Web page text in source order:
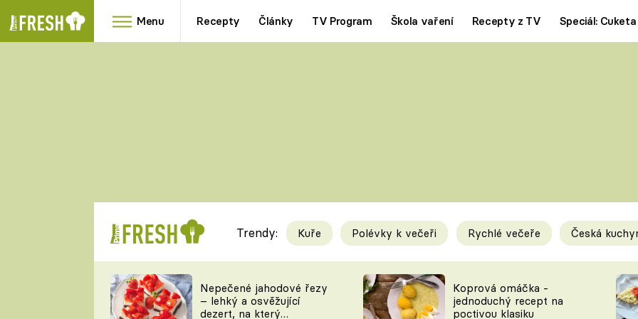
Menu Recepty Články TV Program Škola vaření Recepty z TV Speciál: Cuketa
RYCHLOVKY
Videorecepty
TEĎ VAŘÍ ŠÉF!
Tipy a triky
KAM ZA JÍDLEM
Trendy: Kuře Polévky k večeři Rychlé večeře Česká
Nepečené jahodové řezy
– lehký a osvěžující
dezert, na který
Koprová omáčka -
jednoduchý recept na
poctivou klasiku